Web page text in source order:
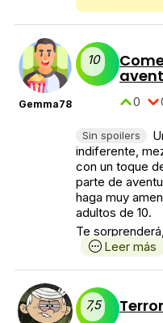
Gemma78
10
0
Sin spoilers
indiferente,
con un toque
parte de
haga muy
adultos de 10.
Te
Leer más
7,5